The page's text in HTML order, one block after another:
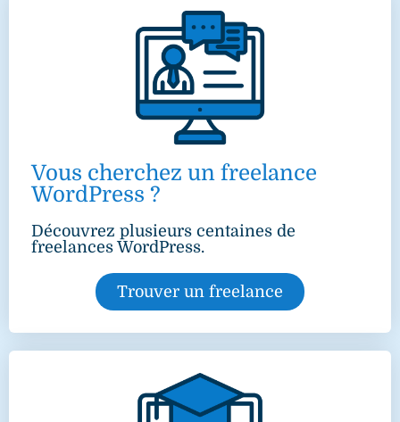
Vous cherchez un freelance
WordPress ?
Découvrez plusieurs centaines de
freelances WordPress.
Trouver un freelance